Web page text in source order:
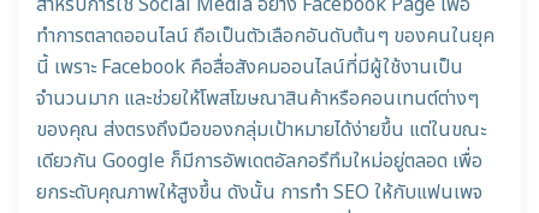
ทำการตลาดออนไลน์ ถือเป็นตัวเลือกอันดับต้นๆ ของคนในยุค
นี้ เพราะ Facebook คือสื่อสังคมออนไลน์ที่มีผู้ใช้งานเป็น
จำนวนมาก และช่วยให้โพสโฆษณาสินค้าหรือคอนเทนต์ต่างๆ
ของคุณ ส่งตรงถึงมือของกลุ่มเป้าหมายได้ง่ายขึ้น แต่ในขณะ
เดียวกัน Google ก็มีการอัพเดตอัลกอรึทึมใหม่อยู่ตลอด เพื่อ
ยกระดับคุณภาพให้สูงขึ้น ดังนั้น การทำ SEO ให้กับแฟนเพจ